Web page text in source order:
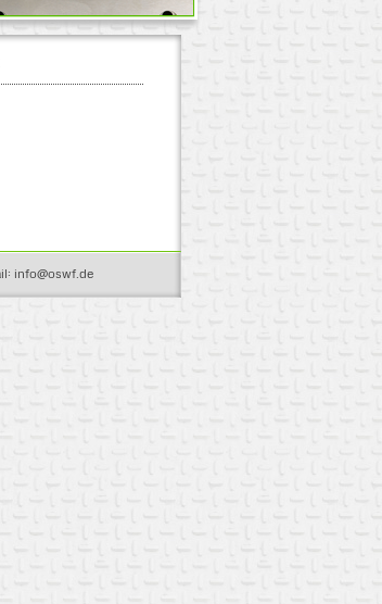
info@oswf.de